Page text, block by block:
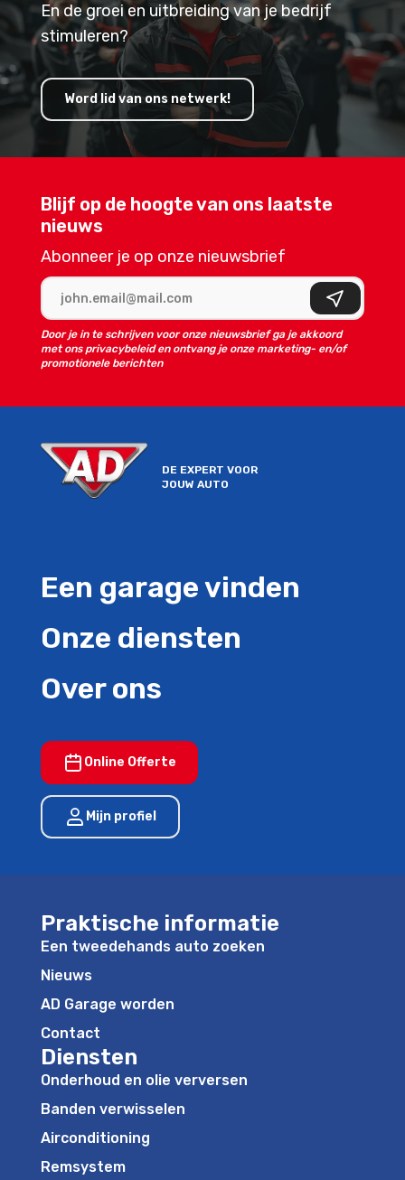
DE EXPERT VOOR
JOUW AUTO
Een garage vinden
Onze diensten
Over ons
Online Offerte
Mijn profiel
Praktische informatie
Een tweedehands auto zoeken
Nieuws
AD Garage worden
Contact
Diensten
Onderhoud en olie verversen
Banden verwisselen
Airconditioning
Remsystem
Blijf op de hoogte van ons laatste
nieuws
Abonneer je op onze nieuwsbrief
Aanmelden
Door je in te schrijven voor onze nieuwsbrief ga je akkoord
met ons privacybeleid en ontvang je onze marketing- en/of
promotionele berichten
En de groei en uitbreiding van je bedrijf
stimuleren?
Word lid van ons netwerk!